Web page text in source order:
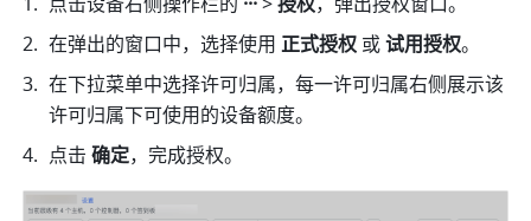
在弹出的窗口中，选择使用 正式授权 或 试用授权。
在下拉菜单中选择许可归属，每一许可归属右侧展示该
许可归属下可使用的设备额度。
点击 确定，完成授权。